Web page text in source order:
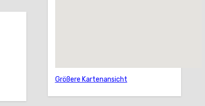
Größere Kartenansicht